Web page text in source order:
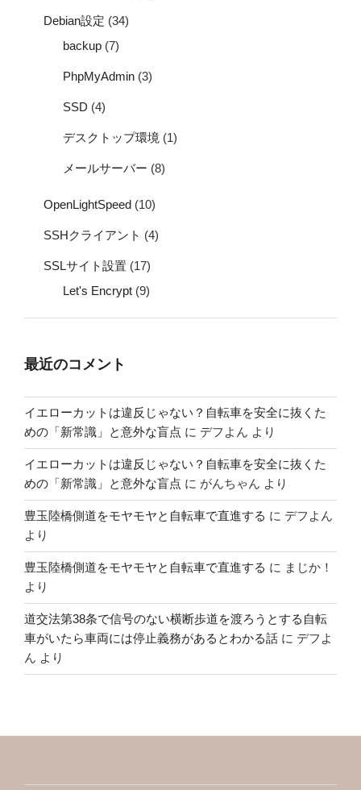
Debian設定 (34)
backup (7)
PhpMyAdmin (3)
SSD (4)
デスクトップ環境 (1)
メールサーバー (8)
OpenLightSpeed (10)
SSHクライアント (4)
SSLサイト設置 (17)
Let's Encrypt (9)
最近のコメント
イエローカットは違反じゃない？自転車を安全に抜くた
めの「新常識」と意外な盲点 に デフよん より
イエローカットは違反じゃない？自転車を安全に抜くた
めの「新常識」と意外な盲点 に がんちゃん より
豊玉陸橋側道をモヤモヤと自転車で直進する に デフよん
より
豊玉陸橋側道をモヤモヤと自転車で直進する に まじか！
より
道交法第38条で信号のない横断歩道を渡ろうとする自転
車がいたら車両には停止義務があるとわかる話 に デフよ
ん より